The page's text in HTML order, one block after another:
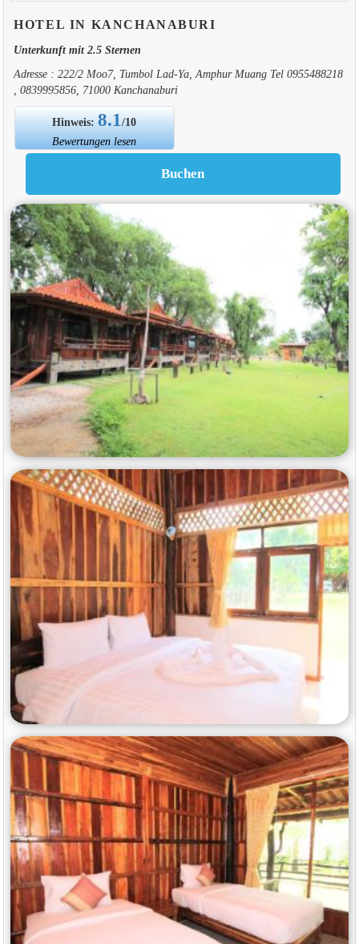
HOTEL IN KANCHANABURI
Unterkunft mit 2.5 Sternen
Adresse : 222/2 Moo7, Tumbol Lad-Ya, Amphur Muang Tel 0955488218
, 0839995856, 71000 Kanchanaburi
Hinweis:8.1/10
Bewertungen lesen